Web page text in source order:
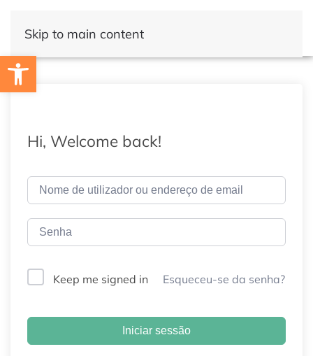
Skip to main content
Hi, Welcome back!
Keep me signed in Esqueceu-se da senha?
Iniciar sessão
Open toolbar